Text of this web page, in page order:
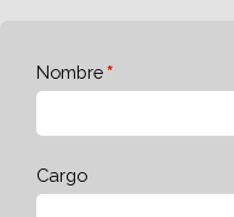
Nombre
Cargo